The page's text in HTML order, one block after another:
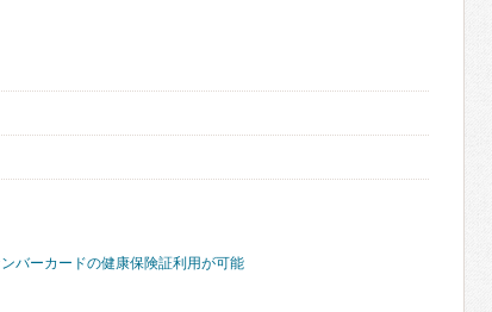
バーカードの健康保険証利用が可能